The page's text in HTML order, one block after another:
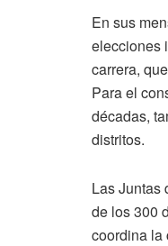
En sus
elecciones
carrera,
Para el
décadas,
distritos.
Las Juntas
de los 300
coordina la